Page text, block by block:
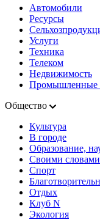
Автомобили
Ресурсы
Услуги
Техника
Телеком
Недвижимость
Промышленные
Общество
Культура
В городе
Образование,
Своими словами
Спорт
Отдых
Клуб N
Экология